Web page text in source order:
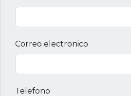
Correo electronico
Telefono